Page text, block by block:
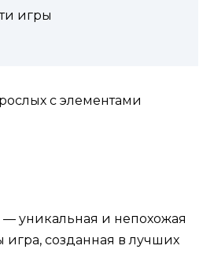
игры
с элементами
уникальная и непохожая
игра, созданная в лучших